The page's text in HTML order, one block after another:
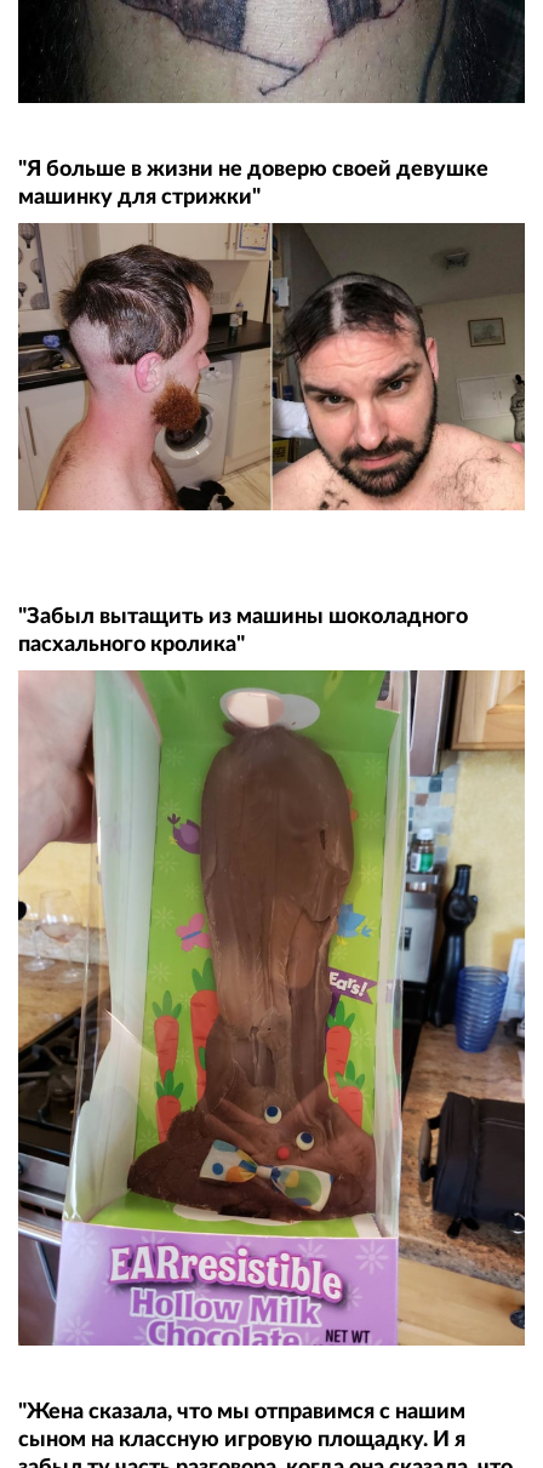
"Я больше в жизни не доверю своей девушке
машинку для стрижки"
"Забыл вытащить из машины шоколадного
пасхального кролика"
"Жена сказала, что мы отправимся с нашим
сыном на классную игровую площадку. И я